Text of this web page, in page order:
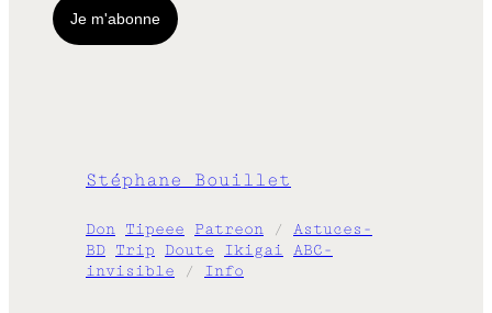
Stéphane Bouillet
Don Tipeee Patreon / Astuces-
BD Trip Doute Ikigai ABC-
invisible / Info